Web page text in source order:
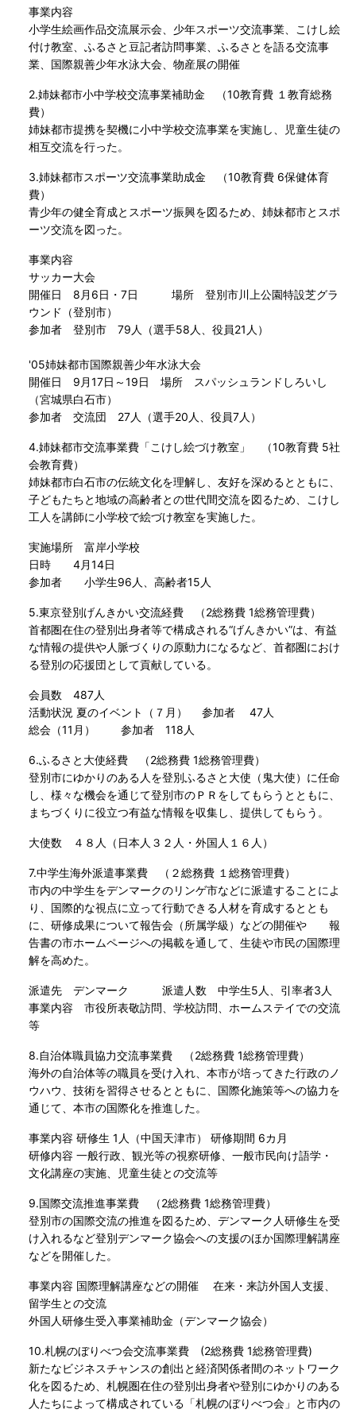
事業内容
小学生絵画作品交流展示会、少年スポーツ交流事業、こけし絵
付け教室、ふるさと豆記者訪問事業、ふるさとを語る交流事
業、国際親善少年水泳大会、物産展の開催
2.姉妹都市小中学校交流事業補助金 （10教育費 １教育総務
費）
姉妹都市提携を契機に小中学校交流事業を実施し、児童生徒の
相互交流を行った。
3.姉妹都市スポーツ交流事業助成金 （10教育費 6保健体育
費）
青少年の健全育成とスポーツ振興を図るため、姉妹都市とスポ
ーツ交流を図った。
事業内容
サッカー大会
開催日 8月6日・7日 場所 登別市川上公園特設芝グラ
ウンド（登別市）
参加者 登別市 79人（選手58人、役員21人）
'05姉妹都市国際親善少年水泳大会
開催日 9月17日～19日 場所 スパッシュランドしろいし
（宮城県白石市）
参加者 交流団 27人（選手20人、役員7人）
4.姉妹都市交流事業費「こけし絵づけ教室」 （10教育費 5社
会教育費）
姉妹都市白石市の伝統文化を理解し、友好を深めるとともに、
子どもたちと地域の高齢者との世代間交流を図るため、こけし
工人を講師に小学校で絵づけ教室を実施した。
実施場所 富岸小学校
日時 4月14日
参加者 小学生96人、高齢者15人
5.東京登別げんきかい交流経費 （2総務費 1総務管理費）
首都圏在住の登別出身者等で構成される“げんきかい”は、有益
な情報の提供や人脈づくりの原動力になるなど、首都圏におけ
る登別の応援団として貢献している。
会員数 487人
活動状況 夏のイベント（７月） 参加者 47人
総会（11月） 参加者 118人
6.ふるさと大使経費 （2総務費 1総務管理費）
登別市にゆかりのある人を登別ふるさと大使（鬼大使）に任命
し、様々な機会を通じて登別市のＰＲをしてもらうとともに、
まちづくりに役立つ有益な情報を収集し、提供してもらう。
大使数 ４８人（日本人３２人・外国人１６人）
7.中学生海外派遣事業費 （２総務費 １総務管理費）
市内の中学生をデンマークのリンゲ市などに派遣することによ
り、国際的な視点に立って行動できる人材を育成するととも
に、研修成果について報告会（所属学級）などの開催や 報
告書の市ホームページへの掲載を通して、生徒や市民の国際理
解を高めた。
派遣先 デンマーク 派遣人数 中学生5人、引率者3人
事業内容 市役所表敬訪問、学校訪問、ホームステイでの交流
等
8.自治体職員協力交流事業費 （2総務費 1総務管理費）
海外の自治体等の職員を受け入れ、本市が培ってきた行政のノ
ウハウ、技術を習得させるとともに、国際化施策等への協力を
通じて、本市の国際化を推進した。
事業内容 研修生 1人（中国天津市） 研修期間 6カ月
研修内容 一般行政、観光等の視察研修、一般市民向け語学・
文化講座の実施、児童生徒との交流等
9.国際交流推進事業費 （2総務費 1総務管理費）
登別市の国際交流の推進を図るため、デンマーク人研修生を受
け入れるなど登別デンマーク協会への支援のほか国際理解講座
などを開催した。
事業内容 国際理解講座などの開催 在来・来訪外国人支援、
留学生との交流
外国人研修生受入事業補助金（デンマーク協会）
10.札幌のぼりべつ会交流事業費 (2総務費 1総務管理費)
新たなビジネスチャンスの創出と経済関係者間のネットワーク
化を図るため、札幌圏在住の登別出身者や登別にゆかりのある
人たちによって構成されている「札幌のぼりべつ会」と市内の